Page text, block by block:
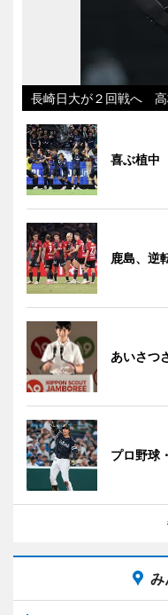
長崎日大が２回戦へ
喜ぶ植中
鹿島、逆
あいさつ
プロ野球
み